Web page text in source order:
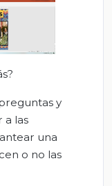
y
a las
una
o no las